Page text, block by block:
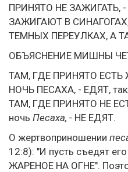
ПРИНЯТО НЕ ЗАЖИГАТЬ,
ЗАЖИГАЮТ В
ТЕМНЫХ ПЕРЕУЛКАХ, А
ОБЪЯСНЕНИЕ МИШНЫ
ТАМ, ГДЕ ПРИНЯТО ЕСТЬ
НОЧЬ ПЕСАХА, - ЕДЯТ,
ТАМ, ГДЕ ПРИНЯТО НЕ
ночь Песаха, - НЕ ЕДЯТ.
О жертвоприношении
12:8): "И пусть съедят
ЖАРЕНОЕ НА ОГНЕ".